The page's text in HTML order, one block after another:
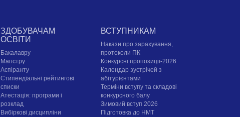
ЗДОБУВАЧАМ
ОСВІТИ
Бакалавру
Магістру
Аспіранту
Стипендіальні рейтингові
списки
Атестація: програми і
розклад
Вибіркові дисципліни
ВСТУПНИКАМ
Накази про зарахування,
протоколи ПК
Конкурсні пропозиції-2026
Календар зустрічей з
абітурієнтами
Терміни вступу та складові
конкурсного балу
Зимовий вступ 2026
Підготовка до НМТ